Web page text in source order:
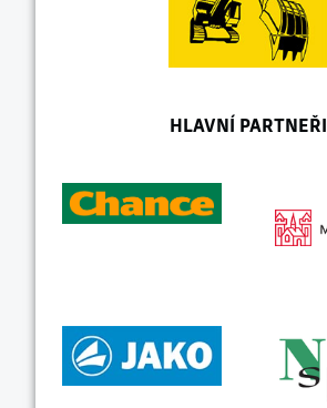
HLAVNÍ PARTNEŘI